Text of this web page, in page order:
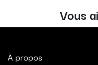
Vous
À propos